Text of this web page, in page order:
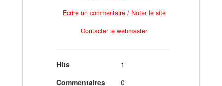
Ecrire un commentaire / Noter le site
Contacter le webmaster
Hits
1
Commentaires
0